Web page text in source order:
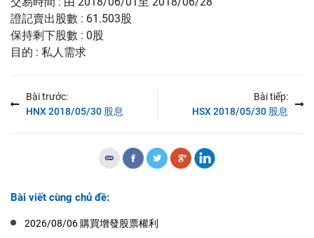
證記賣出股數 : 61.503股
保持剩下股數 : 0股
目的 : 私人需求
Bài trước:
HNX 2018/05/30 股息
Bài tiếp:
HSX 2018/05/30 股息
Bài viết cùng chủ đề:
2026/08/06 購買增發股票權利